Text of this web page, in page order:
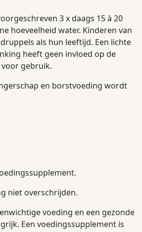
3 x daags 15 à 20
hoeveelheid water. Kinderen van
als hun leeftijd. Een lichte
heeft geen invloed op de
gebruik.
en borstvoeding wordt
niet overschrijden.
voeding en een gezonde
Een voedingssupplement is